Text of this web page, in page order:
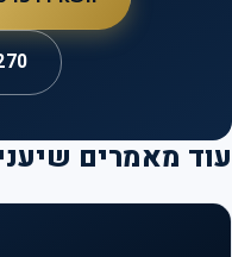
מאמרים